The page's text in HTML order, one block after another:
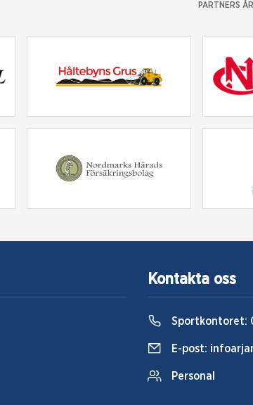
PARTNERS
Kontakta oss
Sportkontoret:
E-post:
Personal